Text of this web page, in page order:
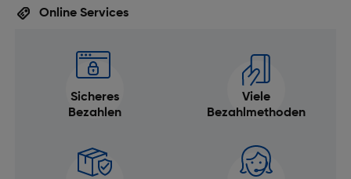
Online Services
Sicheres
Bezahlen
Viele
Bezahlmethoden